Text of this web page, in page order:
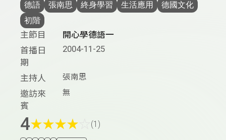
德語 張南思 終身學習 生活應用
德國文化
初階
主節目
開心學德語一
首播日
期
2004-11-25
主持人 張南思
邀訪來
賓
無
4★★★★ (1)